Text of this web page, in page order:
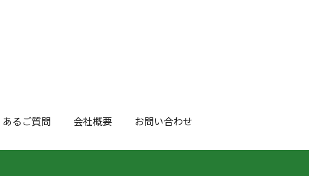
あるご質問 会社概要 お問い合わせ